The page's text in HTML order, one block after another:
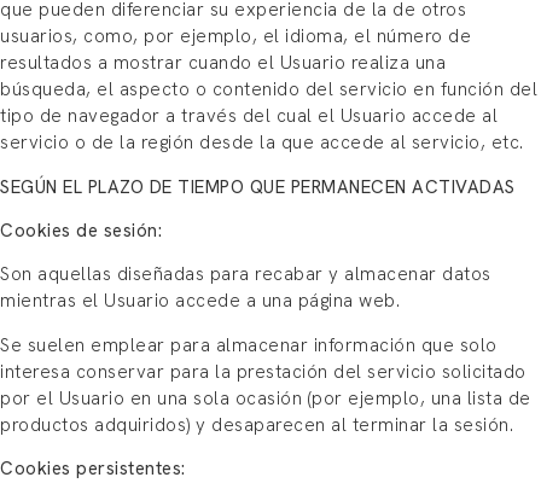
que pueden diferenciar su experiencia de la de otros
usuarios, como, por ejemplo, el idioma, el número de
resultados a mostrar cuando el Usuario realiza una
búsqueda, el aspecto o contenido del servicio en función del
tipo de navegador a través del cual el Usuario accede al
servicio o de la región desde la que accede al servicio, etc.
SEGÚN EL PLAZO DE TIEMPO QUE PERMANECEN ACTIVADAS
Cookies de sesión:
Son aquellas diseñadas para recabar y almacenar datos
mientras el Usuario accede a una página web.
Se suelen emplear para almacenar información que solo
interesa conservar para la prestación del servicio solicitado
por el Usuario en una sola ocasión (por ejemplo, una lista de
productos adquiridos) y desaparecen al terminar la sesión.
Cookies persistentes: